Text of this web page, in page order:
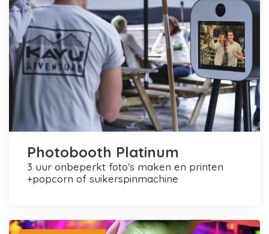
Photobooth Platinum
3 uur onbeperkt foto's maken en printen
+popcorn of suikerspinmachine